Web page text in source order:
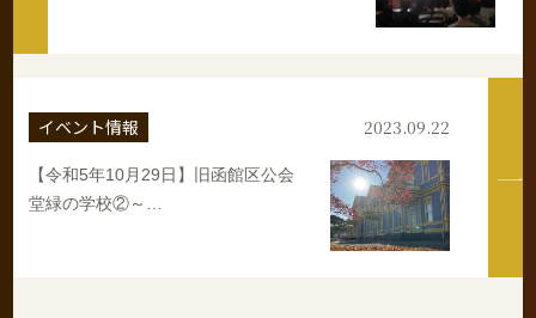
イベント情報
【令和5年10月29日】旧函館区公会
堂緑の学校②～…
2023.09.22